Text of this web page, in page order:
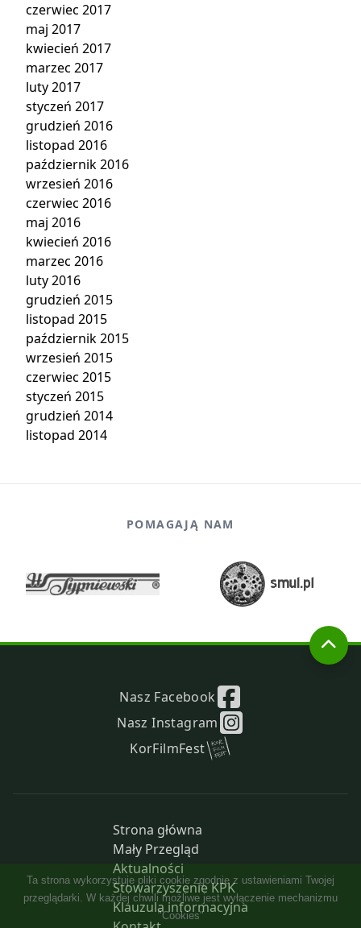
czerwiec 2017
maj 2017
kwiecień 2017
marzec 2017
luty 2017
styczeń 2017
grudzień 2016
listopad 2016
październik 2016
wrzesień 2016
czerwiec 2016
maj 2016
kwiecień 2016
marzec 2016
luty 2016
grudzień 2015
listopad 2015
październik 2015
wrzesień 2015
czerwiec 2015
styczeń 2015
grudzień 2014
listopad 2014
POMAGAJĄ NAM
Nasz Facebook
Nasz Instagram
KorFilmFest
Strona główna
Mały Przegląd
Aktualności
Stowarzyszenie KPK
Klauzula informacyjna